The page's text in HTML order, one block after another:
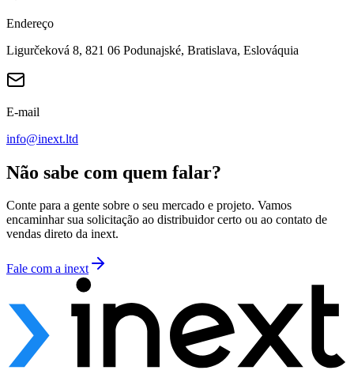
Endereço
Ligurčeková 8, 821 06 Podunajské, Bratislava, Eslováquia
E-mail
info@inext.ltd
Não sabe com quem falar?
Conte para a gente sobre o seu mercado e projeto. Vamos
encaminhar sua solicitação ao distribuidor certo ou ao contato de
vendas direto da inext.
Fale com a inext